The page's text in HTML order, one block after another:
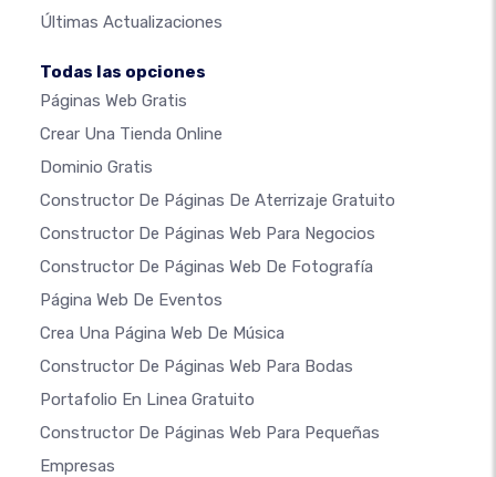
Últimas Actualizaciones
Todas las opciones
Páginas Web Gratis
Crear Una Tienda Online
Dominio Gratis
Constructor De Páginas De Aterrizaje Gratuito
Constructor De Páginas Web Para Negocios
Constructor De Páginas Web De Fotografía
Página Web De Eventos
Crea Una Página Web De Música
Constructor De Páginas Web Para Bodas
Portafolio En Linea Gratuito
Constructor De Páginas Web Para Pequeñas
Empresas